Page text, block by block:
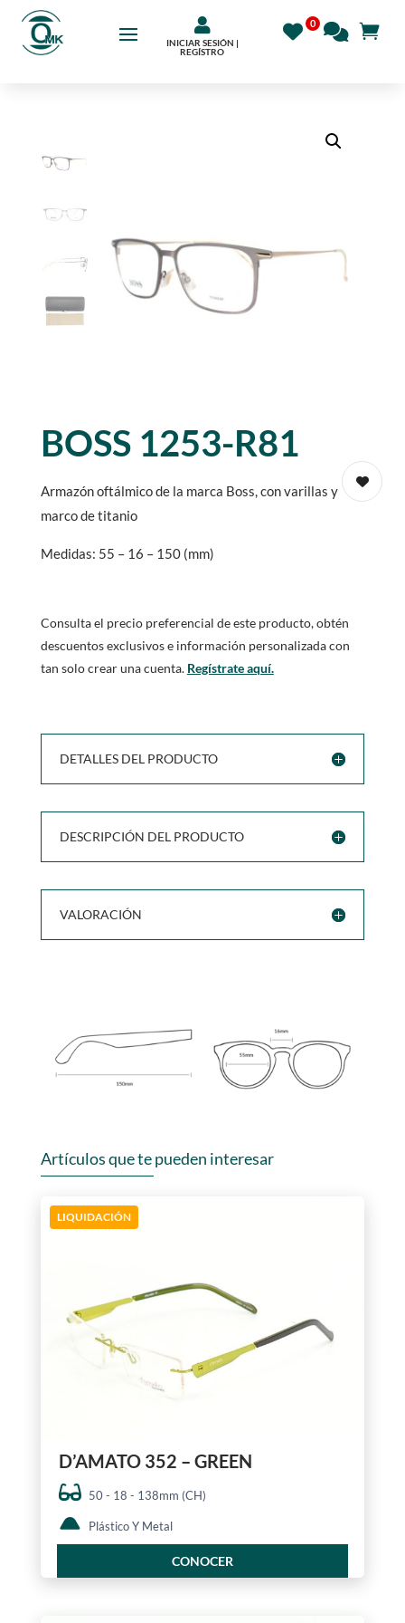

INICIAR SESIÓN |
REGÍSTRO
BOSS 1253-R81
Armazón oftálmico de la marca Boss, con varillas y
marco de titanio
Medidas: 55 – 16 – 150 (mm)
Consulta el precio preferencial de este producto, obtén
descuentos exclusivos e información personalizada con
tan solo crear una cuenta. Regístrate aquí.
DETALLES DEL PRODUCTO
DESCRIPCIÓN DEL PRODUCTO
VALORACIÓN
Artículos que te pueden interesar
LIQUIDACIÓN
D’AMATO 352 – GREEN
50 - 18 - 138mm (CH)
Plástico Y Metal
CONOCER